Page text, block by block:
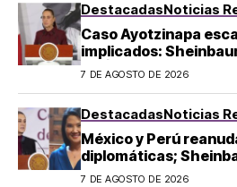
DestacadasNoticias
Caso Ayotzinapa
implicados:
de Ángel Aguirre
7 DE AGOSTO DE 2026
DestacadasNoticias
México y Perú
diplomáticas;
llegada de Betssy
7 DE AGOSTO DE 2026